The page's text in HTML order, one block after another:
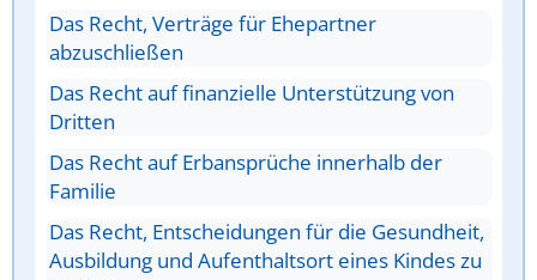
Das Recht, Verträge für Ehepartner
abzuschließen
Das Recht auf finanzielle Unterstützung von
Dritten
Das Recht auf Erbansprüche innerhalb der
Familie
Das Recht, Entscheidungen für die Gesundheit,
Ausbildung und Aufenthaltsort eines Kindes zu